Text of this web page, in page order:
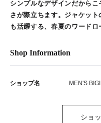
シンプルなデザインだから
さが際立ちます。ジャケッ
も活躍する、春夏のワードロ
Shop Information
ショップ名 MEN'S BIGI
ショ